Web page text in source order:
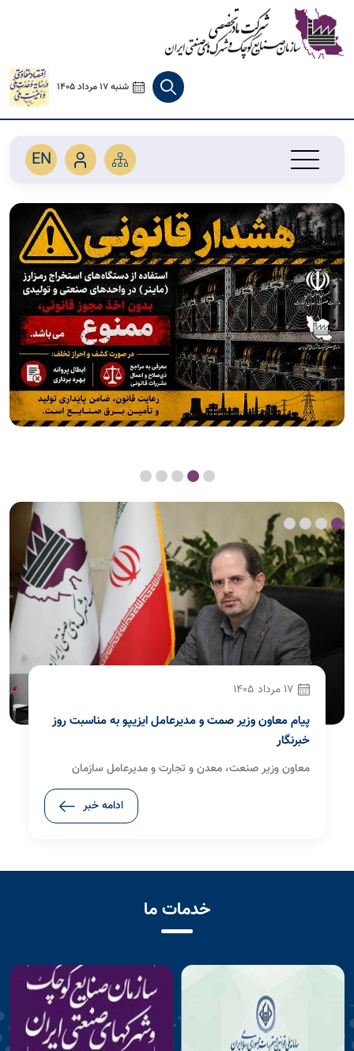
شنبه 17 مرداد 1405
EN
17 مرداد 1405
پیام معاون وزیر صمت و مدیرعامل ایزیپو به مناسبت روز
خبرنگار
معاون وزیر صنعت، معدن و تجارت و مدیرعامل سازمان
صنایع کوچک و شهرک‌های صنعتی ایران(ایزیپو)، با صدور
پیامی ضمن گرامی‌داشت یاد و خاطره شهدای عرصه رسانه،
ادامه خبر
خدمات ما